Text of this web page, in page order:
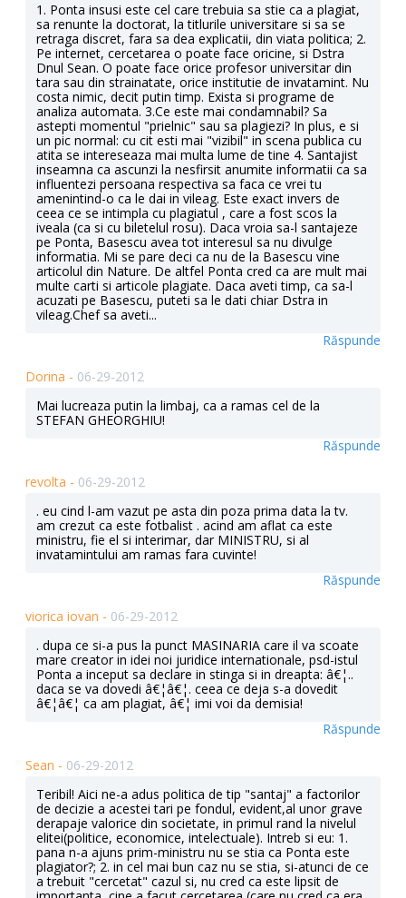
1. Ponta insusi este cel care trebuia sa stie ca a plagiat,
sa renunte la doctorat, la titlurile universitare si sa se
retraga discret, fara sa dea explicatii, din viata politica; 2.
Pe internet, cercetarea o poate face oricine, si Dstra
Dnul Sean. O poate face orice profesor universitar din
tara sau din strainatate, orice institutie de invatamint. Nu
costa nimic, decit putin timp. Exista si programe de
analiza automata. 3.Ce este mai condamnabil? Sa
astepti momentul "prielnic" sau sa plagiezi? In plus, e si
un pic normal: cu cit esti mai "vizibil" in scena publica cu
atita se intereseaza mai multa lume de tine 4. Santajist
inseamna ca ascunzi la nesfirsit anumite informatii ca sa
influentezi persoana respectiva sa faca ce vrei tu
amenintind-o ca le dai in vileag. Este exact invers de
ceea ce se intimpla cu plagiatul , care a fost scos la
iveala (ca si cu biletelul rosu). Daca vroia sa-l santajeze
pe Ponta, Basescu avea tot interesul sa nu divulge
informatia. Mi se pare deci ca nu de la Basescu vine
articolul din Nature. De altfel Ponta cred ca are mult mai
multe carti si articole plagiate. Daca aveti timp, ca sa-l
acuzati pe Basescu, puteti sa le dati chiar Dstra in
vileag.Chef sa aveti...
Răspunde
Dorina - 06-29-2012
Mai lucreaza putin la limbaj, ca a ramas cel de la
STEFAN GHEORGHIU!
Răspunde
revolta - 06-29-2012
. eu cind l-am vazut pe asta din poza prima data la tv.
am crezut ca este fotbalist . acind am aflat ca este
ministru, fie el si interimar, dar MINISTRU, si al
invatamintului am ramas fara cuvinte!
Răspunde
viorica iovan - 06-29-2012
. dupa ce si-a pus la punct MASINARIA care il va scoate
mare creator in idei noi juridice internationale, psd-istul
Ponta a inceput sa declare in stinga si in dreapta: â€¦..
daca se va dovedi â€¦â€¦. ceea ce deja s-a dovedit
â€¦â€¦ ca am plagiat, â€¦ imi voi da demisia!
Răspunde
Sean - 06-29-2012
Teribil! Aici ne-a adus politica de tip "santaj" a factorilor
de decizie a acestei tari pe fondul, evident,al unor grave
derapaje valorice din societate, in primul rand la nivelul
elitei(politice, economice, intelectuale). Intreb si eu: 1.
pana n-a ajuns prim-ministru nu se stia ca Ponta este
plagiator?; 2. in cel mai bun caz nu se stia, si-atunci de ce
a trebuit "cercetat" cazul si, nu cred ca este lipsit de